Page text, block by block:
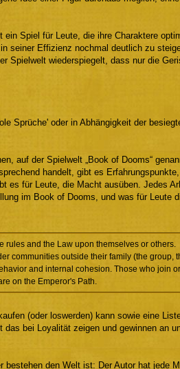
Spiel für Leute, die ihre Charaktere
seiner Effizienz nochmal deutlich zu
Spielwelt wiederspiegelt, dass nur die
Sprüche' oder in Abhängigkeit der
auf der Spielwelt „Book of Dooms“
handelt, gibt es
es für Leute, die Macht ausüben. Jedes
im Book of Dooms, und was für Leute
rules and the Law upon themselves or others.
communities outside their family (the group,
and internal cohesion. Those who join or
on the Emperor's Path.
(oder loswerden) kann sowie eine
bei Loyalität zeigen und gewinnen an
den Welt ist: Der Autor hat jede